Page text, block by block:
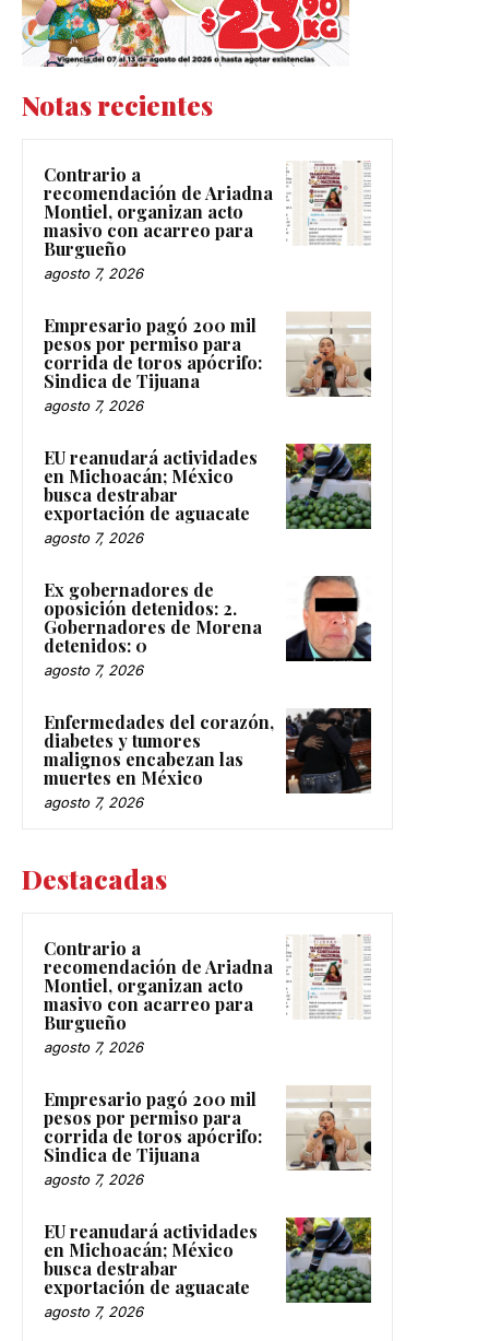
Notas recientes
Contrario a
recomendación de Ariadna
Montiel, organizan acto
masivo con acarreo para
Burgueño
agosto 7, 2026
Empresario pagó 200 mil
pesos por permiso para
corrida de toros apócrifo:
Sindica de Tijuana
agosto 7, 2026
EU reanudará actividades
en Michoacán; México
busca destrabar
exportación de aguacate
agosto 7, 2026
Ex gobernadores de
oposición detenidos: 2.
Gobernadores de Morena
detenidos: 0
agosto 7, 2026
Enfermedades del corazón,
diabetes y tumores
malignos encabezan las
muertes en México
agosto 7, 2026
Destacadas
Contrario a
recomendación de Ariadna
Montiel, organizan acto
masivo con acarreo para
Burgueño
agosto 7, 2026
Empresario pagó 200 mil
pesos por permiso para
corrida de toros apócrifo:
Sindica de Tijuana
agosto 7, 2026
EU reanudará actividades
en Michoacán; México
busca destrabar
exportación de aguacate
agosto 7, 2026